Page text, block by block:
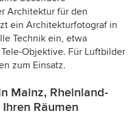
Architektur für den
ein Architekturfotograf in
Technik ein, etwa
Objektive. Für Luftbilder
zum Einsatz.
Mainz, Rheinland-
Räumen